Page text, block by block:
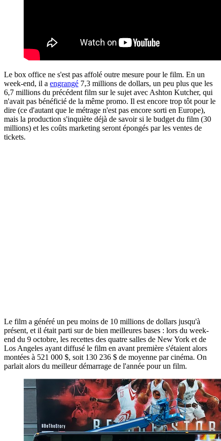
Le box office ne s'est pas affolé outre mesure pour le film. En un
week-end, il a engrangé 7,3 millions de dollars, un peu plus que les
6,7 millions du précédent film sur le sujet avec Ashton Kutcher, qui
n'avait pas bénéficié de la même promo. Il est encore trop tôt pour le
dire (ce d'autant que le métrage n'est pas encore sorti en Europe),
mais la production s'inquiète déjà de savoir si le budget du film (30
millions) et les coûts marketing seront épongés par les ventes de
tickets.
Le film a généré un peu moins de 10 millions de dollars jusqu'à
présent, et il était parti sur de bien meilleures bases : lors du week-
end du 9 octobre, les recettes des quatre salles de New York et de
Los Angeles ayant diffusé le film en avant première s'étaient alors
montées à 521 000 $, soit 130 236 $ de moyenne par cinéma. On
parlait alors du meilleur démarrage de l'année pour un film.